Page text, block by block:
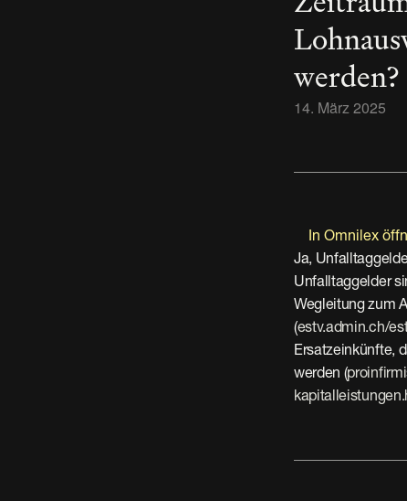
werden?
14. März 2025
In Omnilex
Ja,
Unfalltaggelder
Wegleitung zum
(estv.admin.ch/
Ersatzeinkünfte,
werden (